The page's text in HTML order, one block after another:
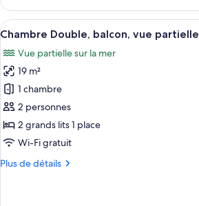
Standard,
balcon
adult)
le
type
de
Chambre
Double
Standard,
balcon
(1
adult)
Afficher
toutes
les
photos
pour
ce
type
de
chambre :
Chambre
Une ville
5
Chambre Double, balcon, vue
Vue partielle sur la mer
19 m²
1 chambre
2 personnes
2 grands lits 1 place
Wi-Fi gratuit
Plus de détails
Plus